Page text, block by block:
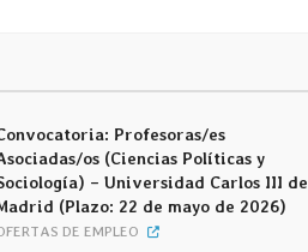
Profesoras/es
os (Ciencias Políticas y
– Universidad Carlos III de
(Plazo: 22 de mayo de 2026)
DE EMPLEO